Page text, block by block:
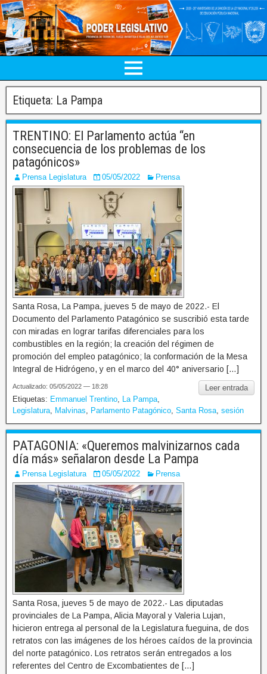
Etiqueta: La Pampa
TRENTINO: El Parlamento actúa “en
consecuencia de los problemas de los
patagónicos»
Prensa Legislatura 05/05/2022 Prensa
Santa Rosa, La Pampa, jueves 5 de mayo de 2022.- El
Documento del Parlamento Patagónico se suscribió esta tarde
con miradas en lograr tarifas diferenciales para los
combustibles en la región; la creación del régimen de
promoción del empleo patagónico; la conformación de la Mesa
Integral de Hidrógeno, y en el marco del 40° aniversario […]
Leer entrada
Actualizado: 05/05/2022 — 18:28
Etiquetas: Emmanuel Trentino La Pampa
Legislatura
Malvinas Parlamento Patagónico Santa Rosa sesión
PATAGONIA: «Queremos malvinizarnos cada
día más» señalaron desde La Pampa
Prensa Legislatura 05/05/2022 Prensa
Santa Rosa, jueves 5 de mayo de 2022.- Las diputadas
provinciales de La Pampa, Alicia Mayoral y Valeria Lujan,
hicieron entrega al personal de la Legislatura fueguina, de dos
retratos con las imágenes de los héroes caídos de la provincia
del norte patagónico. Los retratos serán entregados a los
referentes del Centro de Excombatientes de […]